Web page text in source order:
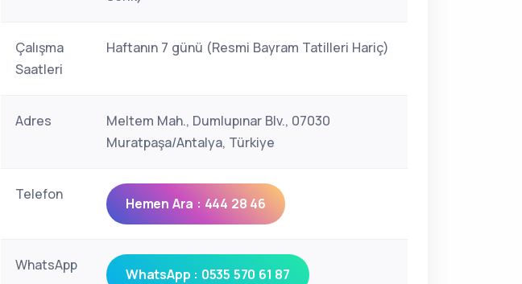
Çalışma
Saatleri
Haftanın 7 günü (Resmi Bayram Tatilleri Hariç)
Adres
Meltem Mah., Dumlupınar Blv., 07030
Muratpaşa/Antalya, Türkiye
Telefon
Hemen Ara : 444 28 46
WhatsApp
WhatsApp : 0535 570 61 87